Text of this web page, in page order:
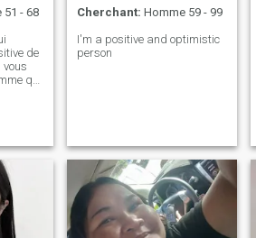
51 - 68
de
vous
qui
/
Cherchant: Homme 59 - 99
I'm a positive and optimistic
person